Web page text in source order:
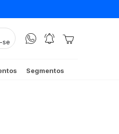
se
Segmentos